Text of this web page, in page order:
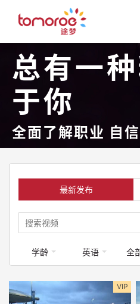
总有一
于你
全面了解职业 自
最新发布
学龄 英语
VIP